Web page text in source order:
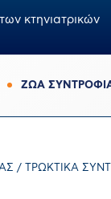
κτηνιατρικών
ΖΩΑ
/ ΤΡΩΚΤΙΚΆ